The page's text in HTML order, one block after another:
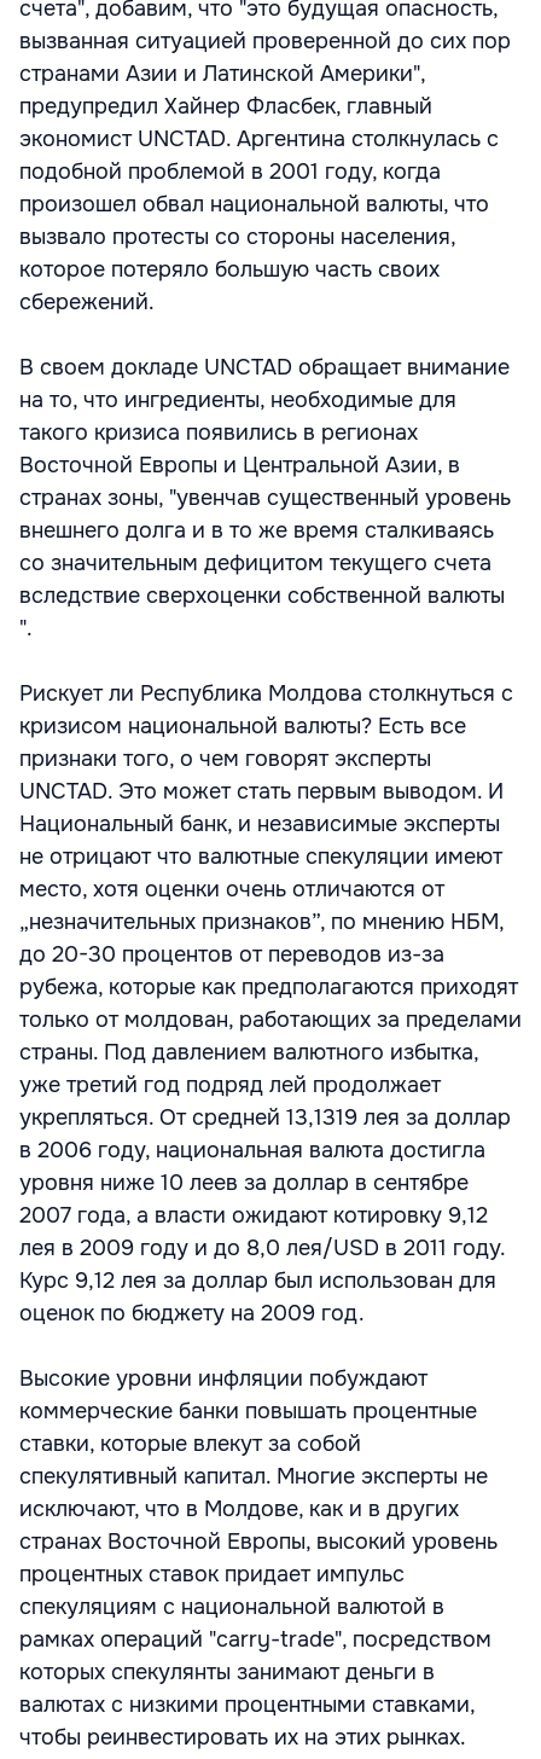
счета", добавим, что "это будущая опасность,
вызванная ситуацией проверенной до сих пор
странами Азии и Латинской Америки",
предупредил Хайнер Фласбек, главный
экономист UNCTAD. Аргентина столкнулась с
подобной проблемой в 2001 году, когда
произошел обвал национальной валюты, что
вызвало протесты со стороны населения,
которое потеряло большую часть своих
сбережений.
В своем докладе UNCTAD обращает внимание
на то, что ингредиенты, необходимые для
такого кризиса появились в регионах
Восточной Европы и Центральной Азии, в
странах зоны, "увенчав существенный уровень
внешнего долга и в то же время сталкиваясь
со значительным дефицитом текущего счета
вследствие сверхоценки собственной валюты
".
Рискует ли Республика Молдова столкнуться с
кризисом национальной валюты? Есть все
признаки того, о чем говорят эксперты
UNCTAD. Это может стать первым выводом. И
Национальный банк, и независимые эксперты
не отрицают что валютные спекуляции имеют
место, хотя оценки очень отличаются от
„незначительных признаков”, по мнению НБМ,
до 20-30 процентов от переводов из-за
рубежа, которые как предполагаются приходят
только от молдован, работающих за пределами
страны. Под давлением валютного избытка,
уже третий год подряд лей продолжает
укрепляться. От средней 13,1319 лея за доллар
в 2006 году, национальная валюта достигла
уровня ниже 10 леев за доллар в сентябре
2007 года, а власти ожидают котировку 9,12
лея в 2009 году и до 8,0 лея/USD в 2011 году.
Курс 9,12 лея за доллар был использован для
оценок по бюджету на 2009 год.
Высокие уровни инфляции побуждают
коммерческие банки повышать процентные
ставки, которые влекут за собой
спекулятивный капитал. Многие эксперты не
исключают, что в Молдове, как и в других
странах Восточной Европы, высокий уровень
процентных ставок придает импульс
спекуляциям с национальной валютой в
рамках операций "carry-trade", посредством
которых спекулянты занимают деньги в
валютах с низкими процентными ставками,
чтобы реинвестировать их на этих рынках.